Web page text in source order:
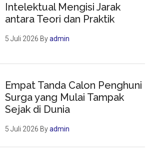
Intelektual Mengisi Jarak
antara Teori dan Praktik
5 Juli 2026 Byadmin
Empat Tanda Calon Penghuni
Surga yang Mulai Tampak
Sejak di Dunia
5 Juli 2026 Byadmin